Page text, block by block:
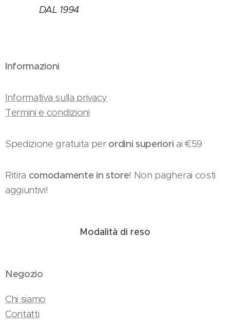
DAL 1994
Informazioni
Informativa sulla privacy
Termini e condizioni
Spedizione gratuita perordini superiori ai €59
Ritira comodamente in store! Non pagherai costi
aggiuntivi!
Modalità di reso
Negozio
Chi siamo
Contatti